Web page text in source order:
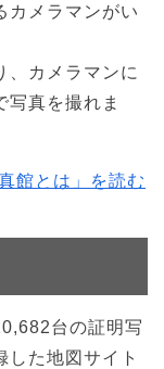
カメラマンがい
、カメラマンに
写真を撮れま
館とは」を読む
台の証明写
した地図サイト